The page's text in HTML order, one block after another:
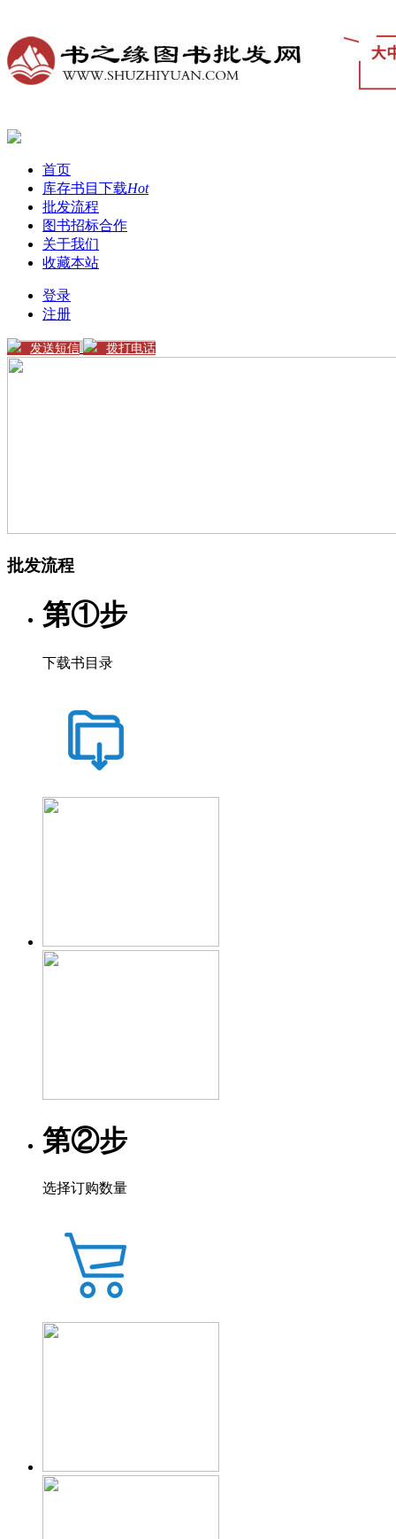
首页
库存书目下载Hot
批发流程
图书招标合作
关于我们
收藏本站
登录
注册
发送短信 拨打电话
批发流程
第①步
下载书目录
第②步
选择订购数量